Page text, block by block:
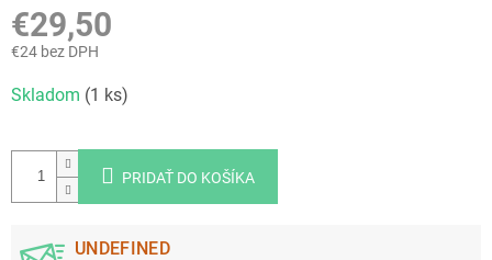
€29,50
€24 bez DPH
cena:
Skladom (1 ks)
PRIDAŤ DO KOŠÍKA
UNDEFINED